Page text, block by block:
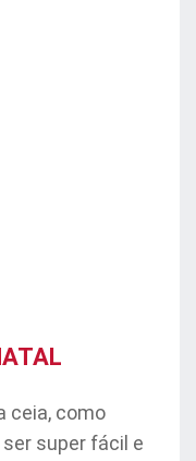
ceia, como
super fácil e